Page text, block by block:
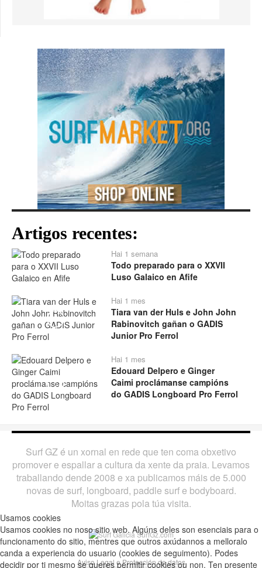
Artigos recentes:
Hai 1 semana
Todo preparado para o XXVII
Luso Galaico en Afife
Hai 1 mes
Tiara van der Huls e John John
Rabinovitch gañan o GADIS
Junior Pro Ferrol
Play
Hai 1 mes
Edouard Delpero e Ginger
Caimi proclámanse campións
do GADIS Longboard Pro Ferrol
Surf GZ é un xornal en rede que ten coma obxetivo
promover e espallar a cultura da xente da praia. Levamos
traballando dende 2008 e xa publicamos máis de 5.000
novas de surf, longboard, paddle surf e bodyboard.
Moitas grazas pola túa visita.
Aviso Legal e Protección de datos
Usamos cookies
Usamos cookies no noso sitio web. Algúns deles son esenciais para o
funcionamento do sitio, mentres que outros axúdannos a melloralo
canda a experiencia do usuario (cookies de seguimento). Podes
decidir por ti mesmo se queres permitir cookies ou non. Ten presente